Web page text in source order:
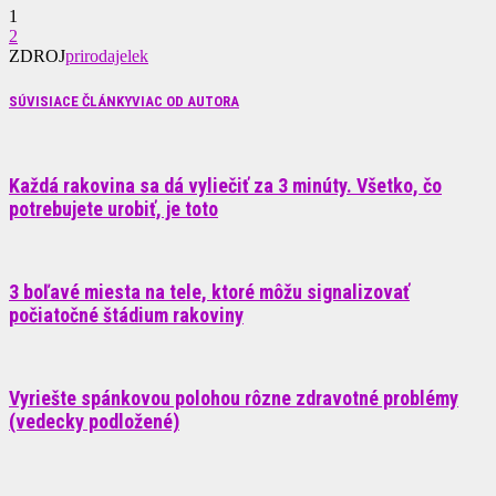
1
2
ZDROJprirodajelek
SÚVISIACE ČLÁNKYVIAC OD AUTORA
Každá rakovina sa dá vyliečiť za 3 minúty. Všetko, čo
potrebujete urobiť, je toto
3 boľavé miesta na tele, ktoré môžu signalizovať
počiatočné štádium rakoviny
Vyriešte spánkovou polohou rôzne zdravotné problémy
(vedecky podložené)